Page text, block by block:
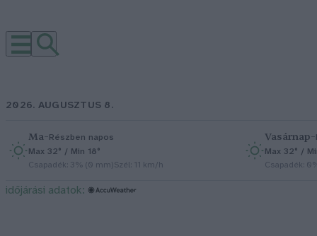
2026. AUGUSZTUS 8.
Ma–Részben napos
Max 32° / Min 18°
Csapadék: 3% (0 mm)Szél: 11 km/h
Vasárnap–
Max 32° /
Csapadék:
időjárási adatok: